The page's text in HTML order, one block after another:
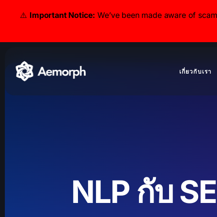
⚠️ Important Notice: We’ve been made aware of
เกี่ยวกับเรา
NLP กับ